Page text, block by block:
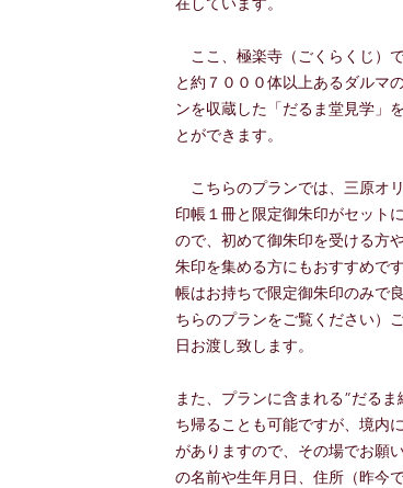
ここ、極楽寺（ごくらくじ）
と約７０００体以上あるダルマ
ンを収蔵した「だるま堂見学」
とができます。
こちらのプランでは、三原オ
印帳１冊と限定御朱印がセット
ので、初めて御朱印を受ける方
朱印を集める方にもおすすめで
帳はお持ちで限定御朱印のみで
ちらのプランをご覧ください）
日お渡し致します。
また、プランに含まれる”だるま
ち帰ることも可能ですが、境内
がありますので、その場でお願
の名前や生年月日、住所（昨今